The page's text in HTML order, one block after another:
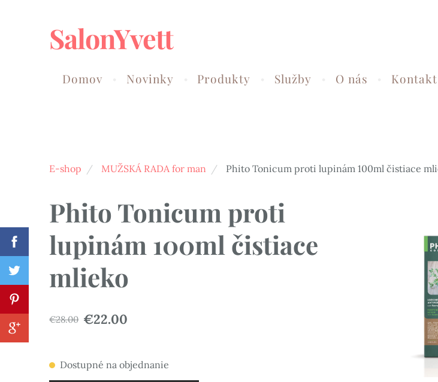
SalonYvett
Domov Novinky Produkty Služby O nás Kontakt
E-shop MUŽSKÁ RADA for man Phito Tonicum proti lupinám 100ml čistiace
Phito Tonicum proti
lupinám 100ml čistiace
mlieko
€28.00 €22.00
Dostupné na objednanie